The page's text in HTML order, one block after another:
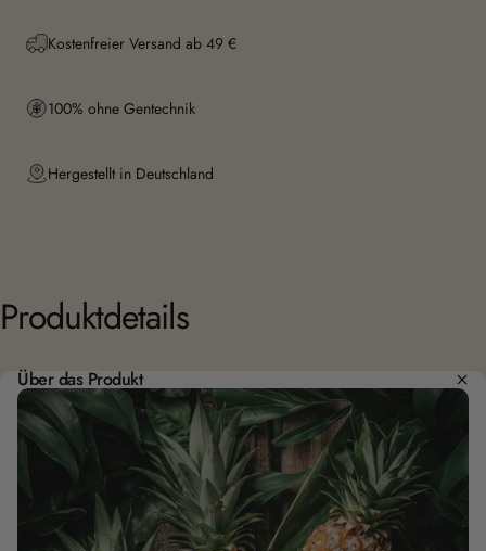
Kostenfreier Versand ab 49 €
100% ohne Gentechnik
Hergestellt in Deutschland
Produktdetails
Über das Produkt